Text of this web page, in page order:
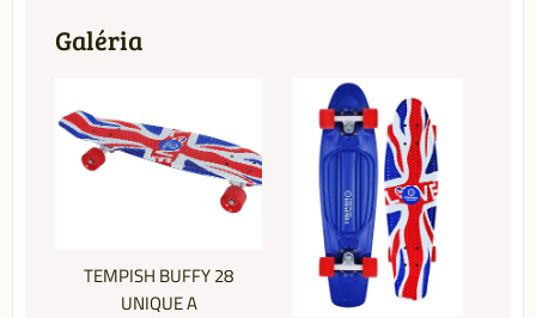
Galéria
TEMPISH BUFFY 28
UNIQUE A